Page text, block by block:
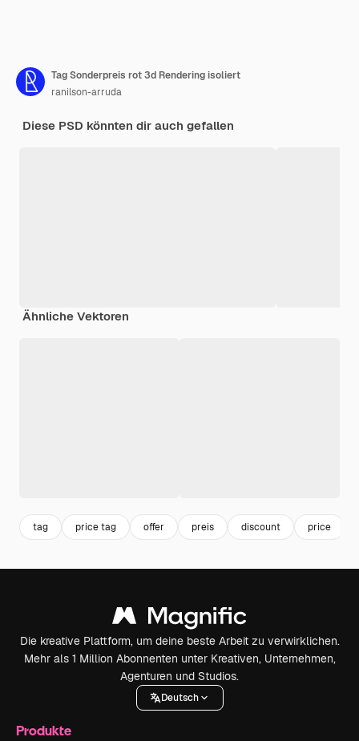
Tag Sonderpreis rot 3d Rendering isoliert
ranilson-arruda
Diese PSD könnten dir auch gefallen
Ähnliche Vektoren
tag price tag offer preis discount price
Die kreative Plattform, um deine beste Arbeit zu verwirklichen.
Mehr als 1 Million Abonnenten unter Kreativen, Unternehmen,
Agenturen und Studios.
Deutsch
Produkte